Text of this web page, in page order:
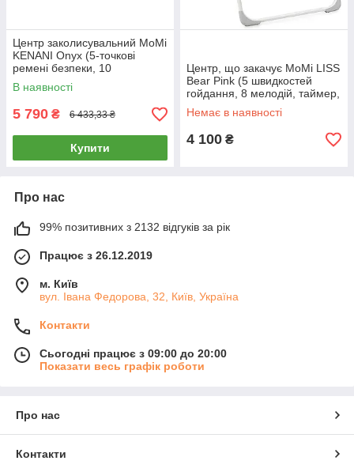
Центр заколисувальний MoMi
KENANI Onyx (5-точкові
ремені безпеки, 10
вбудованих мелодій)
BULE00041
В наявності
5 790 ₴ 6 433,33 ₴
Купити
Центр, що закачує MoMi LISS
Bear Pink (5 швидкостей
гойдання, 8 мелодій, таймер,
підвісні іграшки) Сірий
Немає в наявності
4 100 ₴
Про нас
99% позитивних з 2132 відгуків за рік
Працює з 26.12.2019
м. Київ
вул. Івана Федорова, 32, Київ, Україна
Контакти
Сьогодні працює з 09:00 до 20:00
Показати весь графік роботи
Про нас
Контакти